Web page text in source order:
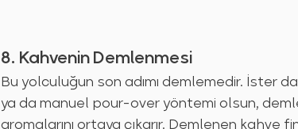
8. Kahvenin Demlenmesi
Bu yolculuğun son adımı demlemedir. İster
ya da manuel pour-over yöntemi olsun,
aromalarını ortaya çıkarır. Demlenen kahve